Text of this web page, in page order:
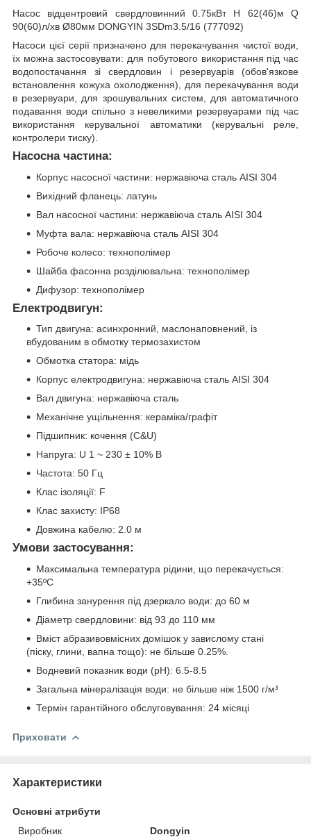
Насос відцентровий свердловинний 0.75кВт H 62(46)м Q
90(60)л/хв Ø80мм DONGYIN 3SDm3.5/16 (777092)
Насоси цієї серії призначено для перекачування чистої води,
їх можна застосовувати: для побутового використання під час
водопостачання зі свердловин і резервуарів (обов'язкове
встановлення кожуха охолодження), для перекачування води
в резервуари, для зрошувальних систем, для автоматичного
подавання води спільно з невеликими резервуарами під час
використання керувальної автоматики (керувальні реле,
контролери тиску).
Насосна частина:
Корпус насосної частини: нержавіюча сталь AISI 304
Вихідний фланець: латунь
Вал насосної частини: нержавіюча сталь AISI 304
Муфта вала: нержавіюча сталь AISI 304
Робоче колесо: технополімер
Шайба фасонна розділювальна: технополімер
Дифузор: технополімер
Електродвигун:
Тип двигуна: асинхронний, маслонаповнений, із
вбудованим в обмотку термозахистом
Обмотка статора: мідь
Корпус електродвигуна: нержавіюча сталь AISI 304
Вал двигуна: нержавіюча сталь
Механічне ущільнення: кераміка/графіт
Підшипник: кочення (C&U)
Напруга: U 1 ~ 230 ± 10% В
Частота: 50 Гц
Клас ізоляції: F
Клас захисту: IP68
Довжина кабелю: 2.0 м
Умови застосування:
Максимальна температура рідини, що перекачується:
+35ºС
Глибина занурення під дзеркало води: до 60 м
Діаметр свердловини: від 93 до 110 мм
Вміст абразивовмісних домішок у завислому стані
(піску, глини, вапна тощо): не більше 0.25%.
Водневий показник води (рН): 6.5-8.5
Загальна мінералізація води: не більше ніж 1500 г/м³
Термін гарантійного обслуговування: 24 місяці
Приховати
Характеристики
Основні атрибути
Виробник
Dongyin